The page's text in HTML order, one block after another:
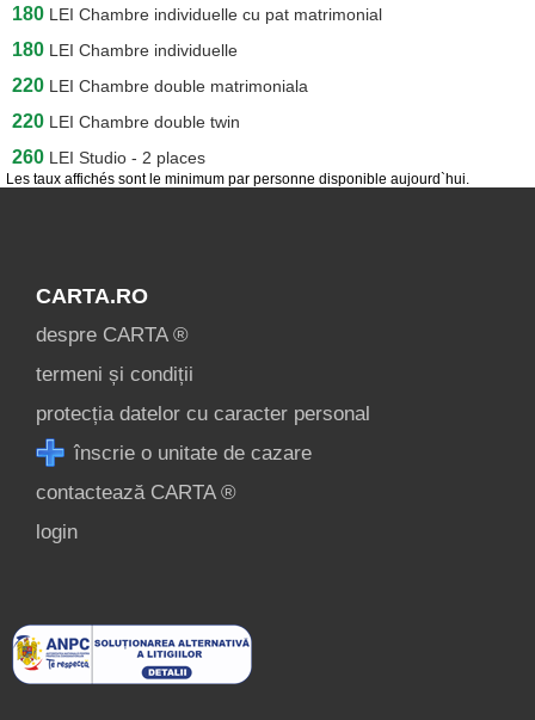
Les taux affichés sont le minimum par personne disponible aujourd`hui.
180 LEI Chambre individuelle cu pat matrimonial
180 LEI Chambre individuelle
220 LEI Chambre double matrimoniala
220 LEI Chambre double twin
260 LEI Studio - 2 places
CARTA.RO
despre CARTA ®
termeni și condiții
protecția datelor cu caracter personal
înscrie o unitate de cazare
contactează CARTA ®
login